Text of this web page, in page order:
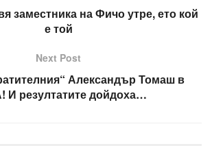
заместника на Фичо утре, ето кой
е той
Next Post
Александър Томаш в
И резултатите дойдоха…